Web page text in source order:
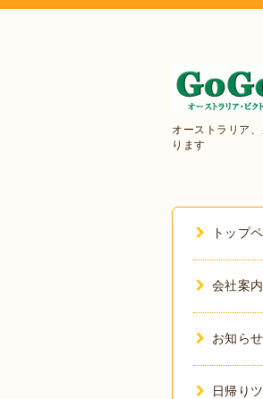
オーストラリア
ります
トップ
会社案内
お知らせ
日帰り